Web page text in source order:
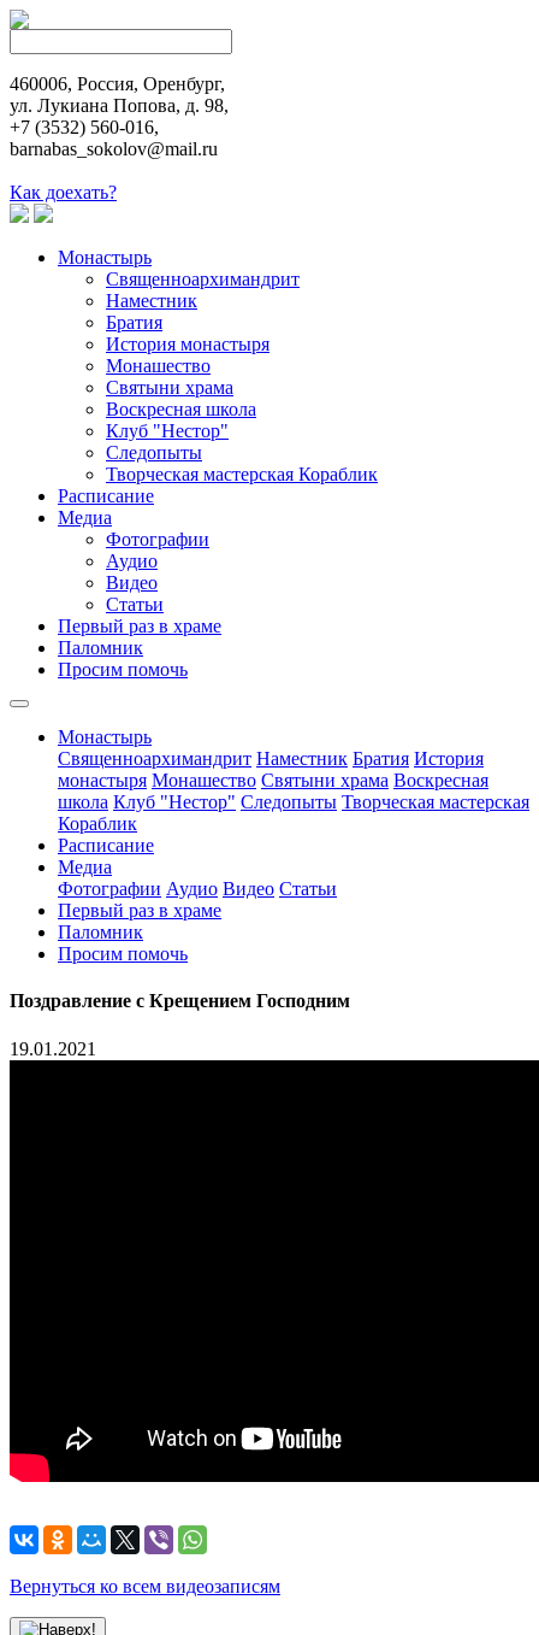
460006, Россия, Оренбург,
ул. Лукиана Попова, д. 98,
+7 (3532) 560-016,
barnabas_sokolov@mail.ru
Как доехать?
Монастырь
Священноархимандрит
Наместник
Братия
История монастыря
Монашество
Cвятыни храма
Воскресная школа
Клуб "Нестор"
Следопыты
Творческая мастерская Кораблик
Расписание
Медиа
Фотографии
Аудио
Видео
Статьи
Первый раз в храме
Паломник
Просим помочь
Монастырь
Священноархимандрит Наместник Братия История
монастыря Монашество Cвятыни храма Воскресная
школа Клуб "Нестор" Следопыты Творческая мастерская
Кораблик
Расписание
Медиа
Фотографии Аудио Видео Статьи
Первый раз в храме
Паломник
Просим помочь
Поздравление с Крещением Господним
19.01.2021
Вернуться ко всем видеозаписям